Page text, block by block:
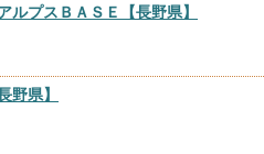
プスＢＡＳＥ 【長野県】
野県】